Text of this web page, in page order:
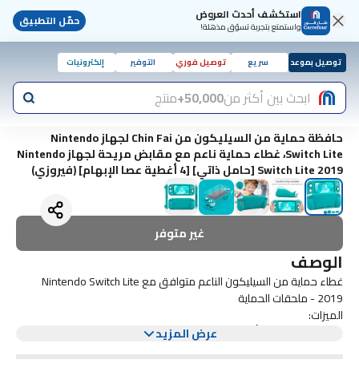
استكشف أحدث العروض
واستمتع بتجربة تسوّق مذهلة! حمّل التطبيق
توصيل بموعد سريع توصيل فوري التوفير إلكترونيات
ابحث بين أكثر من50,000+ منتج
حافظة حماية من السيليكون من Chin Fai لجهاز Nintendo
Switch Lite، غطاء حماية ناعم مع مقابض مريحة لجهاز Nintendo
Switch Lite 2019 [حامل ذاتي] [4 أغطية عصا الإبهام] (فيروزي)
غير متوفر
الوصف
غطاء حماية من السيليكون الناعم متوافق مع Nintendo Switch Lite
2019 - ملحقات الحماية
الميزات:
-يجعل Switch Lite أكثر راحة عند حمله -يحمي جهازك من الصدمات اليومية
عرض المزيد